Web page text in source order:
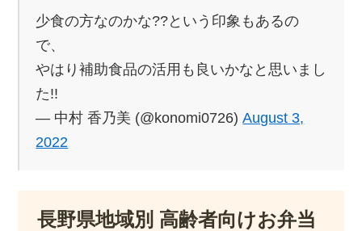
少食の方なのかな??という印象もあるの
で、
やはり補助食品の活用も良いかなと思いまし
た!!
— 中村 香乃美 (@konomi0726)August 3,
2022
長野県地域別 高齢者向けお弁当